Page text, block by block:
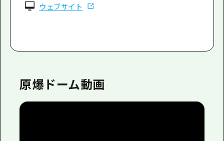
ウェブサイト
原爆ドーム動画